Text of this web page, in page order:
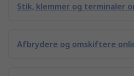
Stik, klemmer og terminaler
Afbrydere og omskiftere